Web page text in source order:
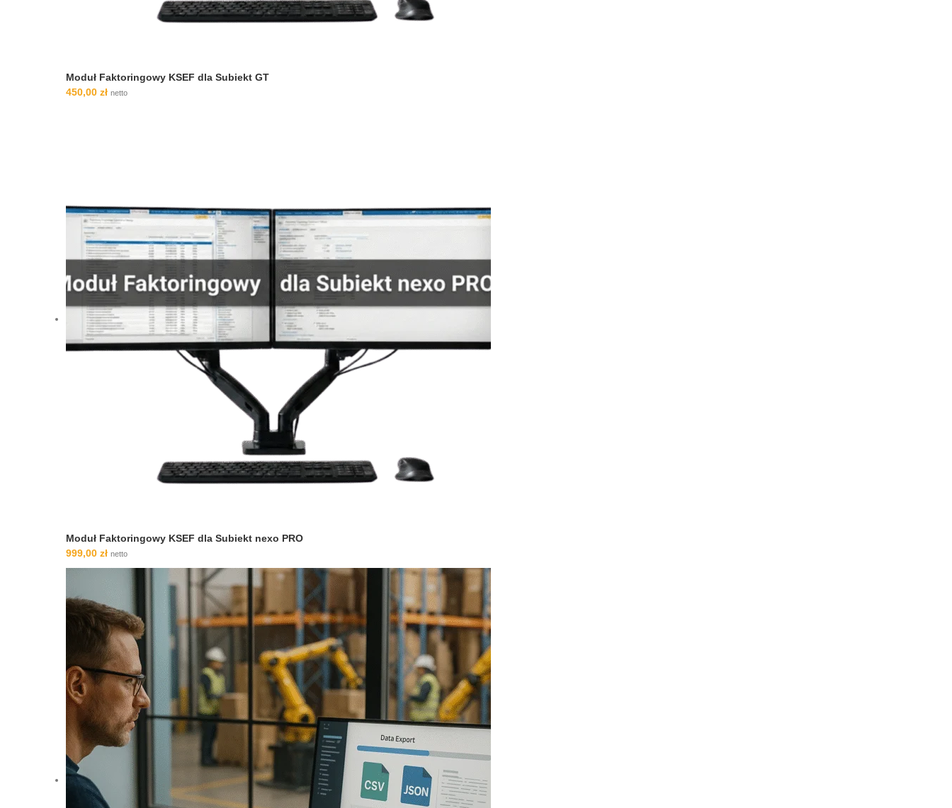
Moduł Faktoringowy KSEF dla Subiekt GT
450,00 zł netto
Moduł Faktoringowy KSEF dla Subiekt nexo PRO
999,00 zł netto